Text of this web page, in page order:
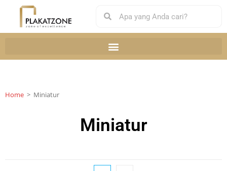
Home > Miniatur
Miniatur